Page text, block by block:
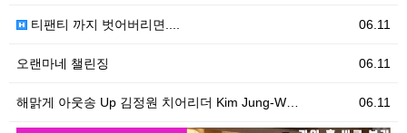
06.11
티팬티 까지 벗어버리면....
06.11
오랜마네 챌린징
06.11
해맑게 아웃송 Up 김정원 치어리더 Kim Jung-W…